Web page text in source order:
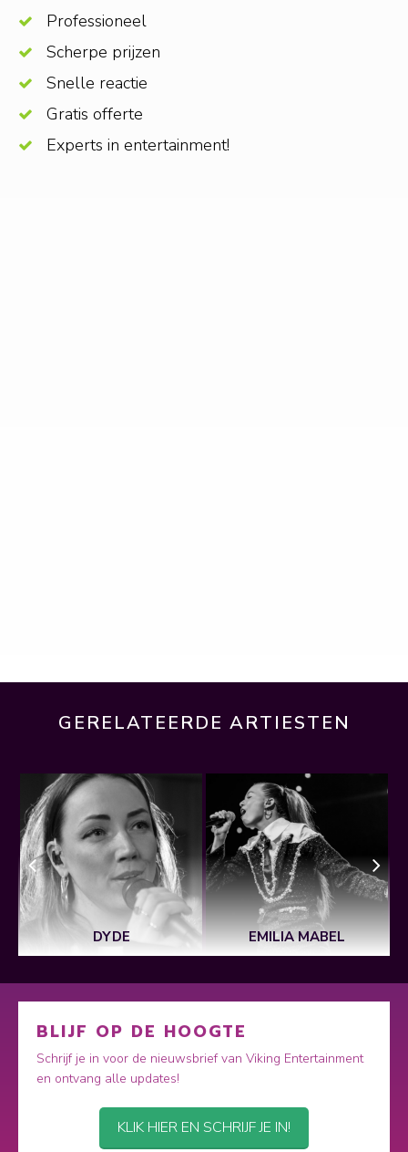
Professioneel
Scherpe prijzen
Snelle reactie
Gratis offerte
Experts in entertainment!
GERELATEERDE ARTIESTEN
DYDE EMILIA MABEL
BLIJF OP DE HOOGTE
Schrijf je in voor de nieuwsbrief van Viking Entertainment
en ontvang alle updates!
KLIK HIER EN SCHRIJF JE IN!